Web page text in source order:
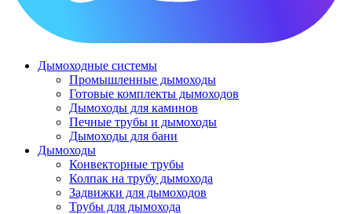
Дымоходные системы
Промышленные дымоходы
Готовые комплекты дымоходов
Дымоходы для каминов
Печные трубы и дымоходы
Дымоходы для бани
Дымоходы
Конвекторные трубы
Колпак на трубу дымохода
Задвижки для дымоходов
Трубы для дымохода